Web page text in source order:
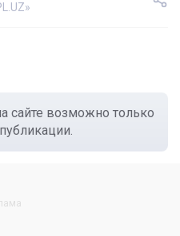
сайте возможно только